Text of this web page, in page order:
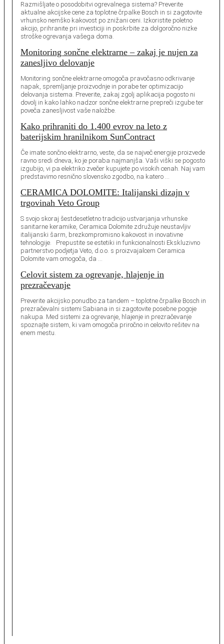
Razmišljate o posodobitvi ogrevalnega sistema? Preverite
aktualne akcijske cene za toplotne črpalke Bosch in si zagotovite
vrhunsko nemško kakovost po znižani ceni. Izkoristite poletno
akcijo, prihranite pri investiciji in poskrbite za dolgoročno nizke
stroške ogrevanja vašega doma.
Monitoring sončne elektrarne – zakaj je nujen za
zanesljivo delovanje
Monitoring sončne elektrarne omogoča pravočasno odkrivanje
napak, spremljanje proizvodnje in porabe ter optimizacijo
delovanja sistema. Preverite, zakaj zgolj aplikacija pogosto ni
dovolj in kako lahko nadzor sončne elektrarne prepreči izgube ter
poveča zanesljivost vaše naložbe.
Kako prihraniti do 1.400 evrov na leto z
baterijskim hranilnikom SunContract
Če imate sončno elektrarno, veste, da se največ energije proizvede
ravno sredi dneva, ko je poraba najmanjša. Vaši viški se pogosto
izgubijo, vi pa elektriko zvečer kupujete po visokih cenah. Naj vam
predstavimo resnično slovensko zgodbo, na katero …
CERAMICA DOLOMITE: Italijanski dizajn v
trgovinah Veto Group
S svojo skoraj šestdesetletno tradicijo ustvarjanja vrhunske
sanitarne keramike, Ceramica Dolomite združuje neustavljiv
italijanski šarm, brezkompromisno kakovost in inovativne
tehnologije. Prepustite se estetiki in funkcionalnosti Ekskluzivno
partnerstvo podjetja Veto, d.o.o. s proizvajalcem Ceramica
Dolomite vam omogoča, da …
Celovit sistem za ogrevanje, hlajenje in
prezračevanje
Preverite akcijsko ponudbo za tandem – toplotne črpalke Bosch in
prezračevalni sistemi Sabiana in si zagotovite posebne pogoje
nakupa. Med sistemi za ogrevanje, hlajenje in prezračevanje
spoznajte sistem, ki vam omogoča priročno in celovito rešitev na
enem mestu.